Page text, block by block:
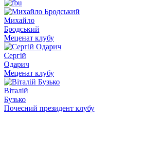
Михайло
Бродський
Меценат клубу
Сергій
Одарич
Меценат клубу
Віталій
Бузько
Почесний президент клубу